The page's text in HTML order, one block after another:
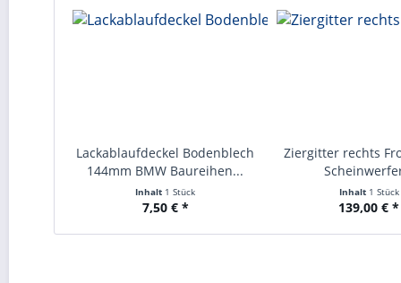
Lackablaufdeckel Bodenblech
144mm BMW Baureihen...
Inhalt 1 Stück
7,50 € *
Ziergitter rechts
Inhalt 1 Stück
139,00 € *